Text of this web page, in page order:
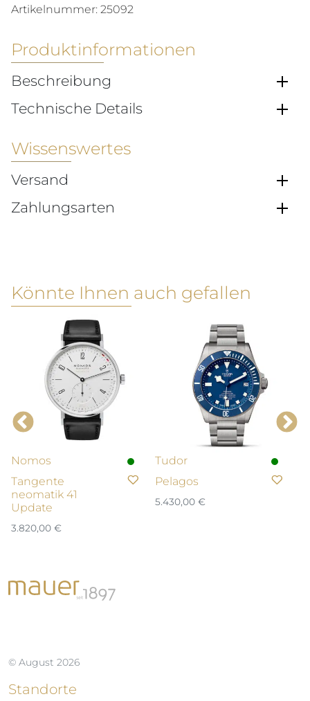
Artikelnummer: 25092
Produktinformationen
Beschreibung
Technische Details
Wissenswertes
Versand
Zahlungsarten
Könnte Ihnen auch gefallen
Nomos
Tangente
neomatik 41
Update
3.820,00 €
Tudor
Pelagos
5.430,00 €
© August 2026
Standorte